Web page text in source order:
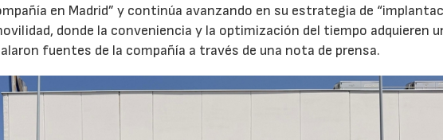
en Madrid” y continúa avanzando en su estrategia de
donde la conveniencia y la optimización del tiempo adquieren
fuentes de la compañía a través de una nota de prensa.